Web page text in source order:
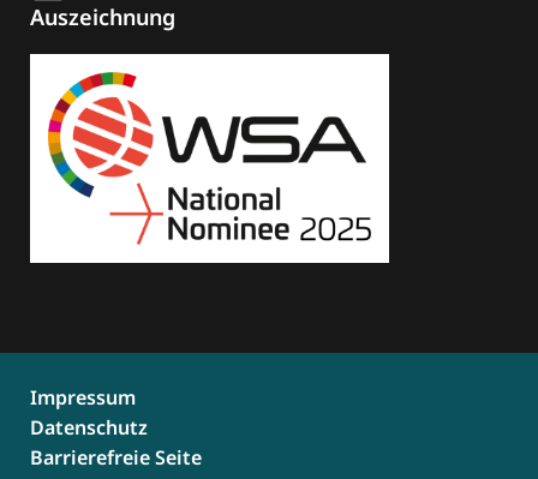
Auszeichnung
Impressum
Datenschutz
Barrierefreie Seite